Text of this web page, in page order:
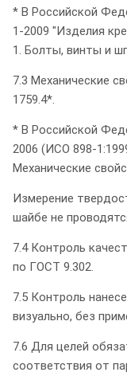
* В Российской
1-2009 "Изделия
1. Болты, винты и
7.3 Механические
1759.4*.
* В Российской
2006 (ИСО 898-
Механические
Измерение
шайбе не
7.4 Контроль
по ГОСТ 9.302.
7.5 Контроль
визуально, без
7.6 Для целей
соответствия от